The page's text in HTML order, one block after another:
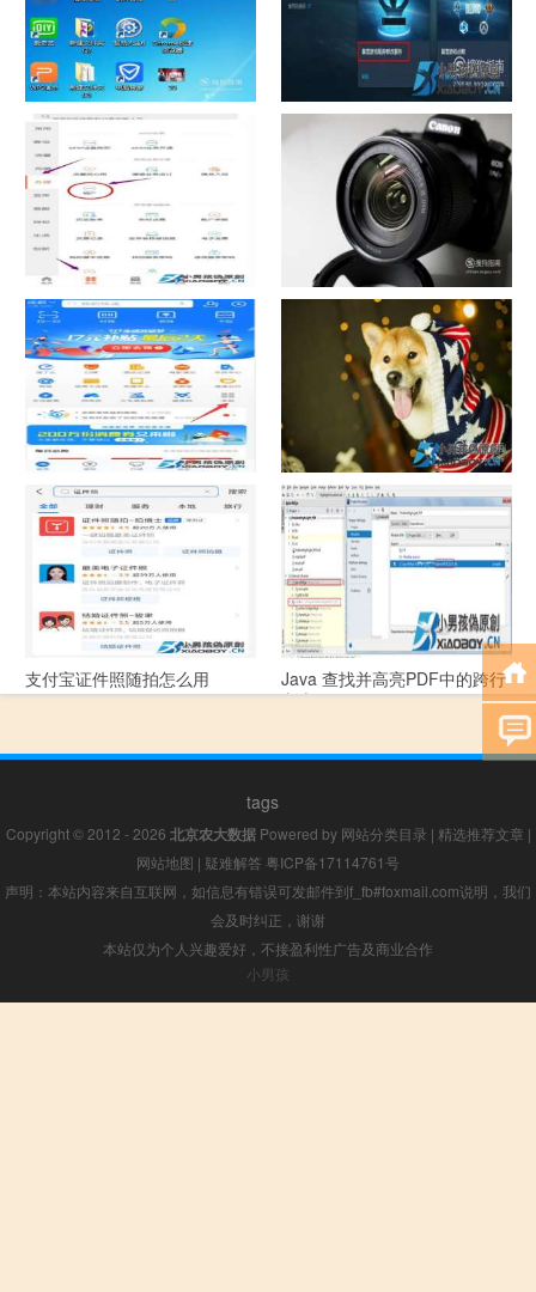
如何看认识QQ好友具体多少天
了
战网怎么修改昵称？
中国联通手机营业厅销户操作
指引
摄影作品的欣赏方法
支付宝怎么拍违章挣钱？
宠物定位器app开发可以解决哪
些问题？
支付宝证件照随拍怎么用
Java 查找并高亮PDF中的跨行
文本
tags
Copyright © 2012 - 2026 北京农大数据Powered by 网站分类目录 | 精选推荐文章 |
网站地图 | 疑难解答 粤ICP备17114761号
声明：本站内容来自互联网，如信息有错误可发邮件到f_fb#foxmail.com说明，我们
会及时纠正，谢谢
本站仅为个人兴趣爱好，不接盈利性广告及商业合作
小男孩